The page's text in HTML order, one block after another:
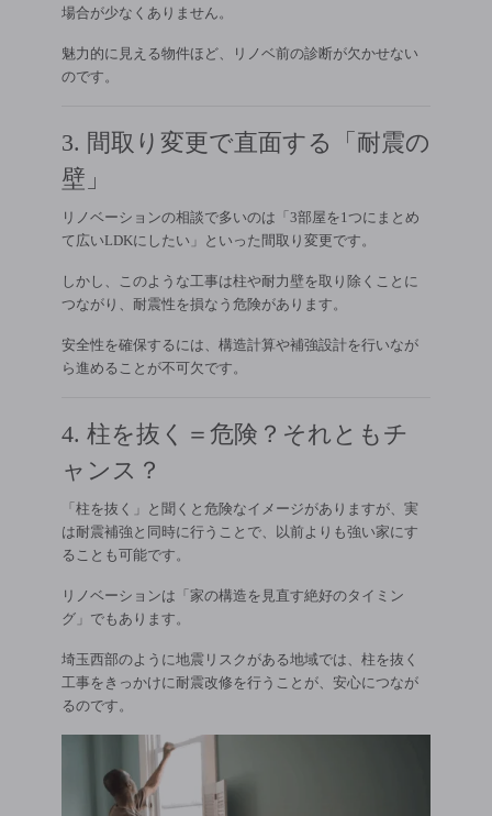
場合が少なくありません。
魅力的に見える物件ほど、リノベ前の診断が欠かせない
のです。
3. 間取り変更で直面する「耐震の
壁」
リノベーションの相談で多いのは「3部屋を1つにまとめ
て広いLDKにしたい」といった間取り変更です。
しかし、このような工事は柱や耐力壁を取り除くことに
つながり、耐震性を損なう危険があります。
安全性を確保するには、構造計算や補強設計を行いなが
ら進めることが不可欠です。
4. 柱を抜く＝危険？それともチ
ャンス？
「柱を抜く」と聞くと危険なイメージがありますが、実
は耐震補強と同時に行うことで、以前よりも強い家にす
ることも可能です。
リノベーションは「家の構造を見直す絶好のタイミン
グ」でもあります。
埼玉西部のように地震リスクがある地域では、柱を抜く
工事をきっかけに耐震改修を行うことが、安心につなが
るのです。